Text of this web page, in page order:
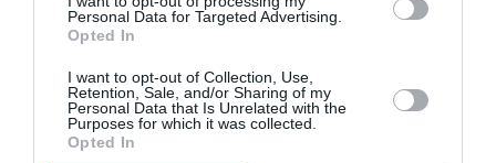
Personal Data for Targeted Advertising.
Opted In
I want to opt-out of Collection, Use,
Retention, Sale, and/or Sharing of my
Personal Data that Is Unrelated with the
Purposes for which it was collected.
Opted In
pentru oameni în studiile clinice.
„Dacă acest lucru funcționează la oameni și credem
că va funcționa, le putem oferi tuturor persoanelor
paralizate speranța că vor putea merge din nou”, a